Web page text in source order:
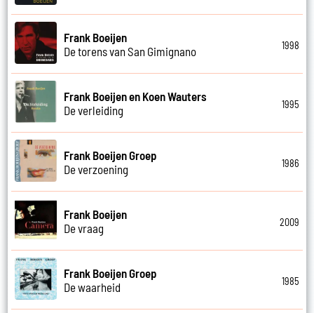
Frank Boeijen
De torens van San Gimignano
1998
Frank Boeijen en Koen Wauters
De verleiding
1995
Frank Boeijen Groep
De verzoening
1986
Frank Boeijen
De vraag
2009
Frank Boeijen Groep
De waarheid
1985